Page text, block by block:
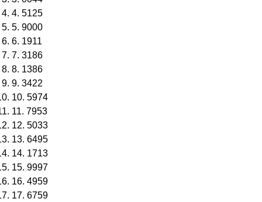
4. 5125
5. 9000
6. 1911
7. 3186
8. 1386
9. 3422
10. 5974
11. 7953
12. 5033
13. 6495
14. 1713
15. 9997
16. 4959
17. 6759